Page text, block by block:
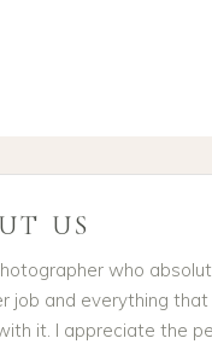
US
who
job and everything that
it. I appreciate the